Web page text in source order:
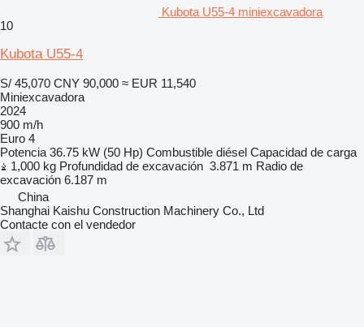
Kubota U55-4 miniexcavadora
10
Kubota U55-4
S/ 45,070 CNY 90,000 ≈ EUR 11,540
Miniexcavadora
2024
900 m/h
Euro 4
Potencia 36.75 kW (50 Hp) Combustible diésel Capacidad de carga
1,000 kg Profundidad de excavación 3.871 m Radio de
excavación 6.187 m
China
Shanghai Kaishu Construction Machinery Co., Ltd
Contacte con el vendedor